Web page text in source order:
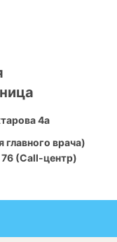
4а
врача)
(Call-центр)